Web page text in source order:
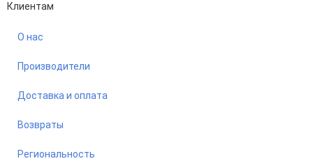
Клиентам
О нас
Производители
Доставка и оплата
Возвраты
Региональность